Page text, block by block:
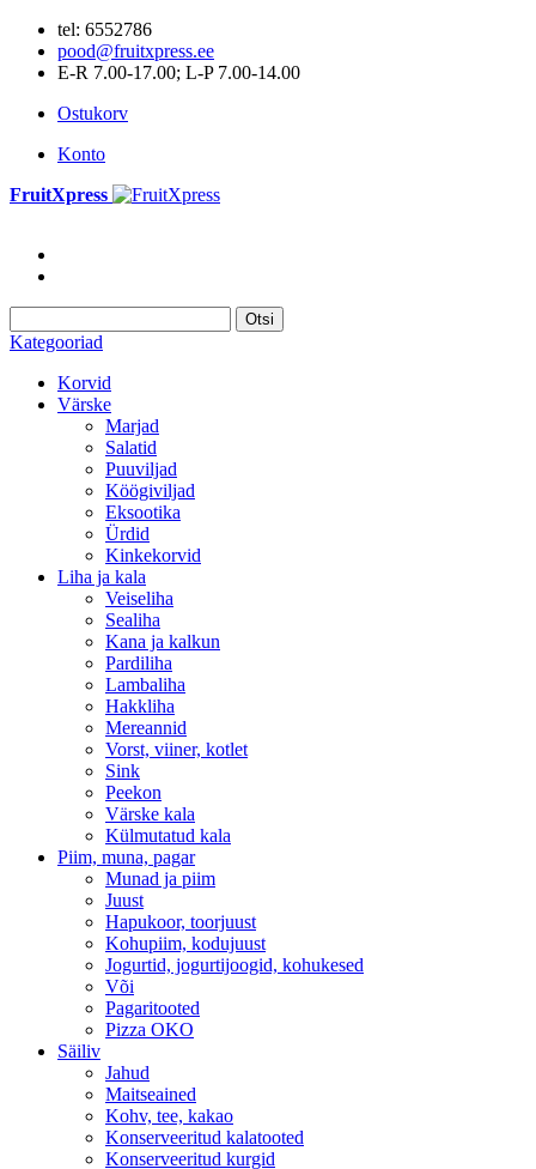
tel: 6552786
pood@fruitxpress.ee
E-R 7.00-17.00; L-P 7.00-14.00
Ostukorv
Konto
FruitXpress
Otsi
Kategooriad
Korvid
Värske
Marjad
Salatid
Puuviljad
Köögiviljad
Eksootika
Ürdid
Kinkekorvid
Liha ja kala
Veiseliha
Sealiha
Kana ja kalkun
Pardiliha
Lambaliha
Hakkliha
Mereannid
Vorst, viiner, kotlet
Sink
Peekon
Värske kala
Külmutatud kala
Piim, muna, pagar
Munad ja piim
Juust
Hapukoor, toorjuust
Kohupiim, kodujuust
Jogurtid, jogurtijoogid, kohukesed
Või
Pagaritooted
Pizza OKO
Säiliv
Jahud
Maitseained
Kohv, tee, kakao
Konserveeritud kalatooted
Konserveeritud kurgid